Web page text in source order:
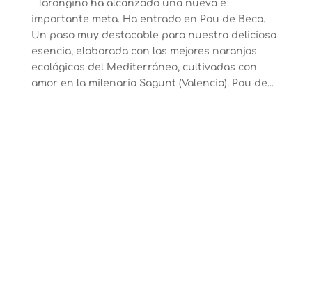
Tarongino ha alcanzado una nueva e
importante meta. Ha entrado en Pou de Beca.
Un paso muy destacable para nuestra deliciosa
esencia, elaborada con las mejores naranjas
ecológicas del Mediterráneo, cultivadas con
amor en la milenaria Sagunt (Valencia). Pou de...